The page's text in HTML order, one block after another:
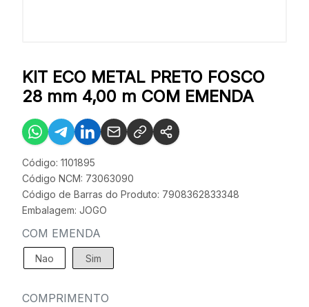
KIT ECO METAL PRETO FOSCO
28 mm 4,00 m COM EMENDA
Código: 1101895
Código NCM: 73063090
Código de Barras do Produto: 7908362833348
Embalagem: JOGO
COM EMENDA
Nao Sim
COMPRIMENTO